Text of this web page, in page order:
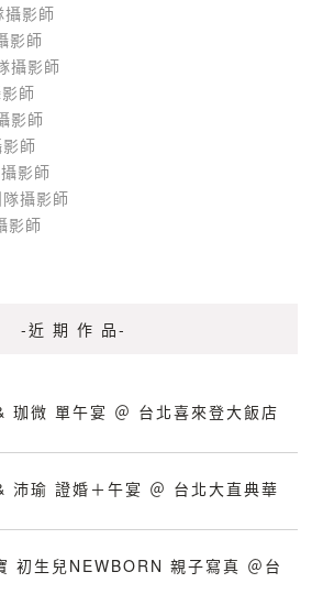
影師
影師
攝影師
師
影師
師
影師
攝影師
影師
-近 期 作 品-
微 單午宴 ＠ 台北喜來登大飯店
瑜 證婚＋午宴 ＠ 台北大直典華
初生兒NEWBORN 親子寫真 ＠台